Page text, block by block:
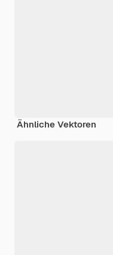
Ähnliche Vektoren